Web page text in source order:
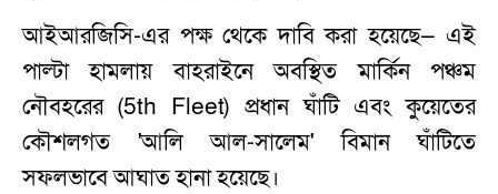
আইআরজিসি-এর পক্ষ থেকে দাবি করা হয়েছে— এই
পাল্টা হামলায় বাহরাইনে অবস্থিত মার্কিন পঞ্চম
নৌবহরের (5th Fleet) প্রধান ঘাঁটি এবং কুয়েতের
কৌশলগত 'আলি আল-সালেম' বিমান ঘাঁটিতে
সফলভাবে আঘাত হানা হয়েছে।